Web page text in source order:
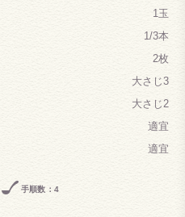
1玉
1/3本
2枚
大さじ3
大さじ2
適宜
適宜
手順数：4